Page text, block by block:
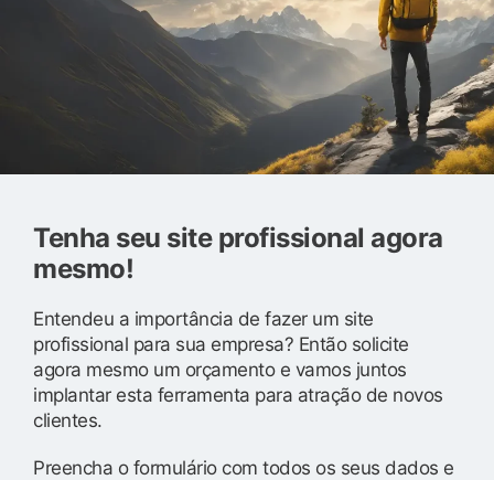
Tenha seu site profissional agora
mesmo!
Entendeu a importância de fazer um site
profissional para sua empresa? Então solicite
agora mesmo um orçamento e vamos juntos
implantar esta ferramenta para atração de novos
clientes.
Preencha o formulário com todos os seus dados e